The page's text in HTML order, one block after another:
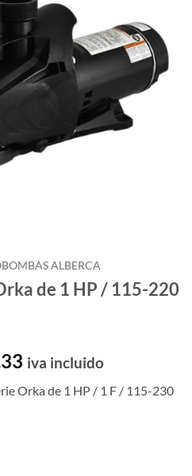
ALBERCA
de 1 HP / 115-220
El
actual
iva incluido
Orka de 1 HP / 1 F / 115-230